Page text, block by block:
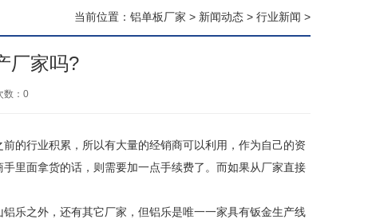
当前位置： 铝单板厂家 > 新闻动态 > 行业新闻 >
厂家吗?
： 0
行业积累，所以有大量的经销商可以利用，作为自己的资
里面拿货的话，则需要加一点手续费了。而如果从厂家直接
之外，还有其它厂家，但铝乐是唯一一家具有钣金生产线